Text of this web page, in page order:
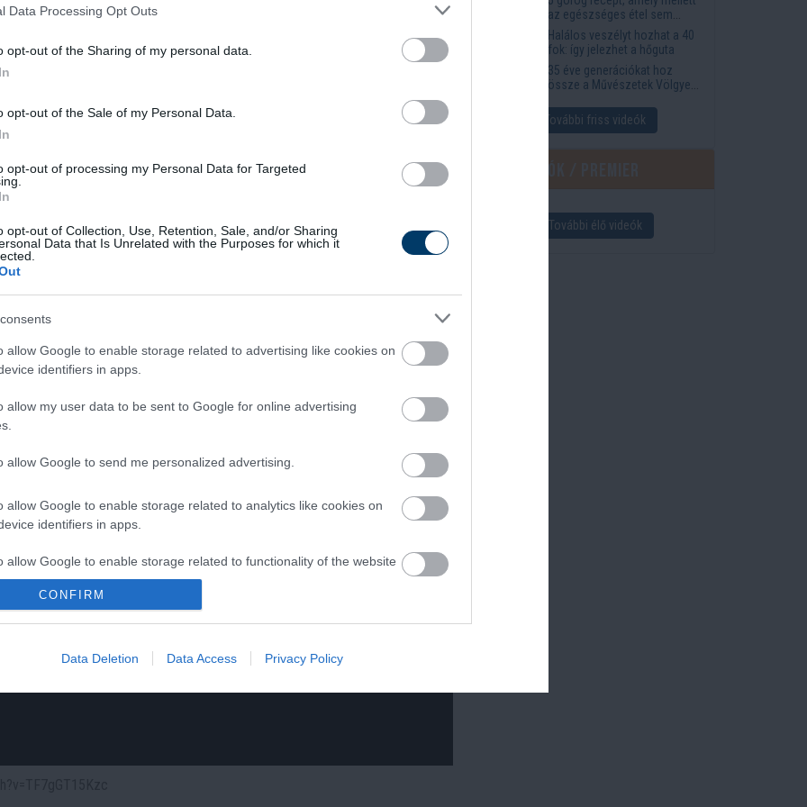
Data Processing Opt Outs
opt-out of the Sharing of my personal data.
opt-out of the Sale of my Personal Data.
opt-out of processing my Personal Data for Targeted
opt-out of Collection, Use, Retention, Sale, and/or Sharing
Data that Is Unrelated with the Purposes for which it
allow Google to enable storage related to advertising like cookies on
identifiers in apps.
allow my user data to be sent to Google for online advertising
allow Google to send me personalized advertising.
allow Google to enable storage related to analytics like cookies on
identifiers in apps.
allow Google to enable storage related to functionality of the website
allow Google to enable storage related to security, including
CONFIRM
Data Deletion Data Access Privacy Policy
mondta el az egyesület elnöke, Dr. Hegedűs Péter.
és GIST betegeket hitelesen és rendszeresen tájékoztassa a
kérdésekről. Az Egyesület kiemelkedő szerepet játszik a
edukálásában és gondozásában.
gyűjtődobozba tudják bedobni.
de szeretné támogatni ezt a nemes célt, az adományát
nak. Bankszámlaszám:10402805-28021359-00000000
Krónikus mieloid leukémiáról.
az egészséges étel sem
tűnik lemondásnak
Halálos veszélyt hozhat a 40
fok: így jelezhet a hőguta
35 éve generációkat hoz
össze a Művészetek Völgye
és a bérletár
További friss videók
További élő videók